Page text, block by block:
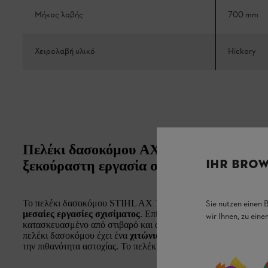
Μήκος λαβής 700 mm
Χειρολαβή υλικό Hickory
Πελέκι δασοκόμου AX 16 S: Πελέκι
ξεκούραστη εργασία στο δάσος και
Το πελέκι δασοκόμου STIHL AX 16 C είναι κατάλληλο τόσο
μεσαίες εργασίες σχισίματος. Επίσης επιτρέπει ασφαλή και
κατασκευασμένο από στιβαρό και ανθεκτικό
πελέκι δασοκόμου έχει ένα χιτώνιο προστασίας έναντι
την πιθανότητα αστοχίας. Το πελέκι έχει συνολικό
IHR
Sie nutzen einen
wir Ihnen, zu